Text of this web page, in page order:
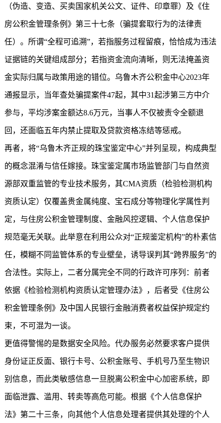
（伪造、变造、买卖国家机关公文、证件、印章罪）及《住
房公积金管理条例》第三十七条（骗提套取行为的法律责
任）。所谓“全程可追溯”，若指服务过程留痕，恰恰成为违法
证据链的关键组成部分；若指资金流向清晰，则无法掩盖资
金实际归属与政策用途的错位。乌鲁木齐公积金中心2023年
通报显示，当年查处骗提案件47起，其中31起涉第三方中介
参与，平均涉案金额达8.6万元，当事人不仅被责令全额退
回，还面临五年内禁止提取及贷款资格冻结等惩戒。
再者，将“乌鲁木齐正规的珠宝鉴定中心”并列呈现，构成典型
的概念混淆与信任嫁接。珠宝鉴定属市场监管部门与自然资
源部双重监管的专业技术服务，其CMA资质（检验检测机构
资质认定）仅覆盖贵金属纯度、宝石成分等物理化学属性判
定，与住房公积金管理制度、金融风控逻辑、个人信息保护
规范毫无关联。此举意在利用公众对“正规鉴定机构”的朴素信
任，模糊不同监管体系的专业壁垒，诱导误判其“跨界服务”的
合法性。实际上，二者分属完全不同的行政许可序列：前者
依据《检验检测机构资质认定管理办法》，后者受《住房公
积金管理条例》及中国人民银行金融消费者权益保护规定约
束，不可混为一谈。
更值得警惕的是数据安全风险。代办服务必然要求客户提供
身份证正反面、银行卡号、公积金账号、手机号乃至生物识
别信息，而此类敏感信息一旦脱离公积金中心加密系统，即
面临泄露、滥用、转卖等高危可能。根据《个人信息保护
法》第二十三条，向其他个人信息处理者提供其处理的个人